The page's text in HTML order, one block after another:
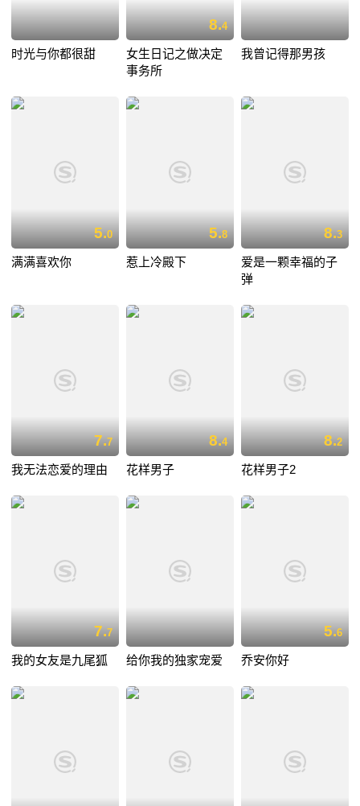
时光与你都很甜
8.4
女生日记之做决定
事务所
我曾记得那男孩
5.0
满满喜欢你
5.8
惹上冷殿下
8.3
爱是一颗幸福的子
弹
7.7
我无法恋爱的理由
8.4
花样男子
8.2
花样男子2
7.7
我的女友是九尾狐 给你我的独家宠爱
5.6
乔安你好